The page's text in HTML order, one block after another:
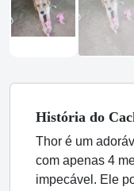
História do
Thor é um
com apenas 4
impecável. Ele